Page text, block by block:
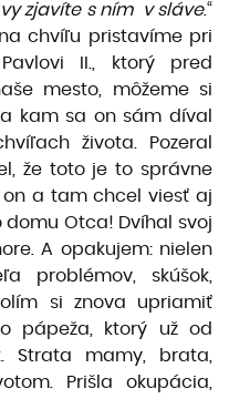
zjavíte s ním v sláve.“
chvíľu pristavíme pri
II., ktorý pred
mesto, môžeme si
kam sa on sám díval
života. Pozeral
že toto je to správne
a tam chcel viesť aj
domu Otca! Dvíhal svoj
A opakujem: nielen
problémov, skúšok,
si znova upriamiť
pápeža, ktorý už od
Strata mamy, brata,
Prišla okupácia,